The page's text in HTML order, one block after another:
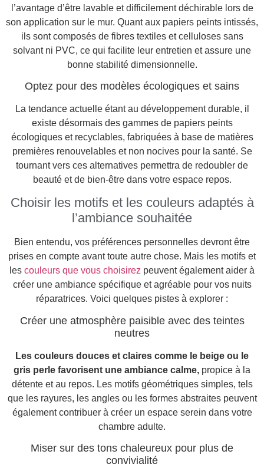
l’avantage d’être lavable et difficilement déchirable lors de
son application sur le mur. Quant aux papiers peints intissés,
ils sont composés de fibres textiles et celluloses sans
solvant ni PVC, ce qui facilite leur entretien et assure une
bonne stabilité dimensionnelle.
Optez pour des modèles écologiques et sains
La tendance actuelle étant au développement durable, il
existe désormais des gammes de papiers peints
écologiques et recyclables, fabriquées à base de matières
premières renouvelables et non nocives pour la santé. Se
tournant vers ces alternatives permettra de redoubler de
beauté et de bien-être dans votre espace repos.
Choisir les motifs et les couleurs adaptés à
l’ambiance souhaitée
Bien entendu, vos préférences personnelles devront être
prises en compte avant toute autre chose. Mais les motifs et
les couleurs que vous choisirez peuvent également aider à
créer une ambiance spécifique et agréable pour vos nuits
réparatrices. Voici quelques pistes à explorer :
Créer une atmosphère paisible avec des teintes
neutres
Les couleurs douces et claires comme le beige ou le
gris perle favorisent une ambiance calme, propice à la
détente et au repos. Les motifs géométriques simples, tels
que les rayures, les angles ou les formes abstraites peuvent
également contribuer à créer un espace serein dans votre
chambre adulte.
Miser sur des tons chaleureux pour plus de
convivialité